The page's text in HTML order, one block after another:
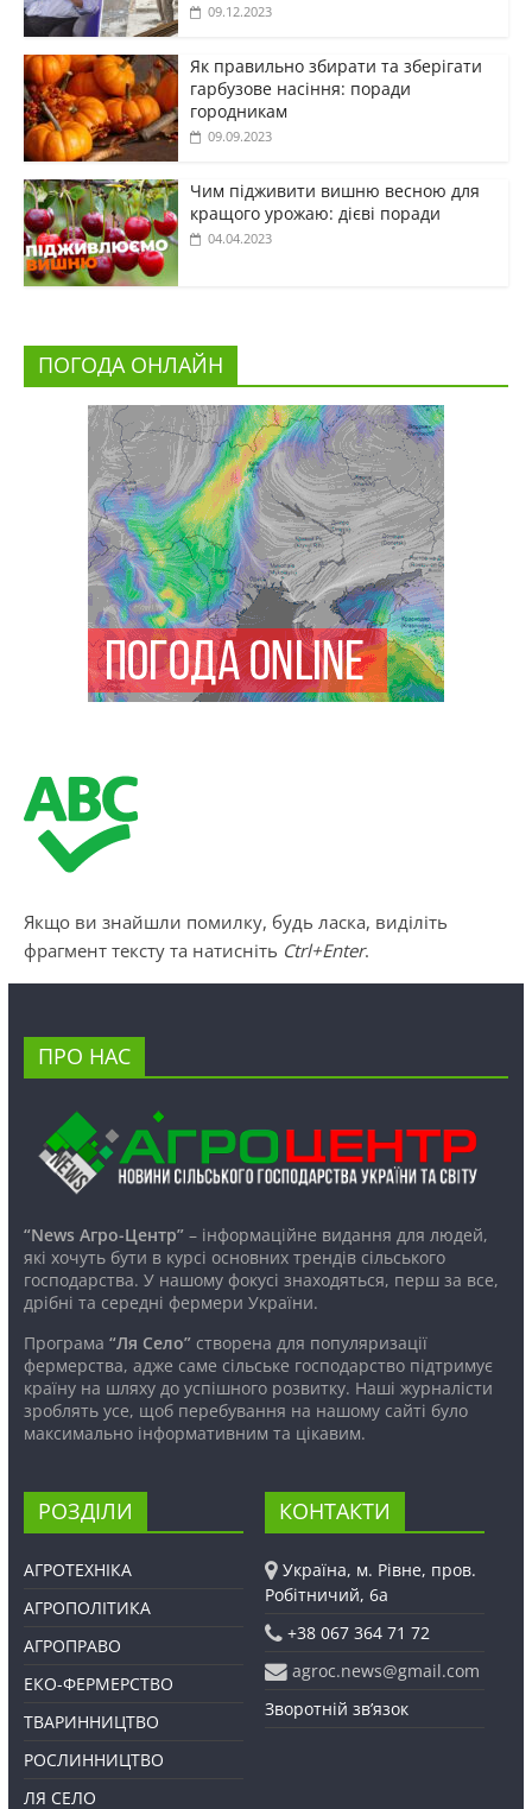
09.12.2023
Як правильно збирати та зберігати
гарбузове насіння: поради
городникам
09.09.2023
Чим підживити вишню весною для
кращого урожаю: дієві поради
04.04.2023
ПОГОДА ОНЛАЙН
Якщо ви знайшли помилку, будь ласка, виділіть
фрагмент тексту та натисніть Ctrl+Enter.
ПРО НАС
“News Агро-Центр”– інформаційне видання для людей,
які хочуть бути в курсі основних трендів сільського
господарства. У нашому фокусі знаходяться, перш за все,
дрібні та середні фермери України.
Програма “Ля Село”створена для популяризації
фермерства, адже саме сільське господарство підтримує
країну на шляху до успішного розвитку. Наші журналісти
зроблять усе, щоб перебування на нашому сайті було
максимально інформативним та цікавим.
РОЗДІЛИ
АГРОТЕХНІКА
АГРОПОЛІТИКА
АГРОПРАВО
ЕКО-ФЕРМЕРСТВО
ТВАРИННИЦТВО
РОСЛИННИЦТВО
ЛЯ СЕЛО
КОНТАКТИ
Україна, м. Рівне, пров.
Робітничий, 6а
+38 067 364 71 72
agroc.news@gmail.com
Зворотній зв’язок